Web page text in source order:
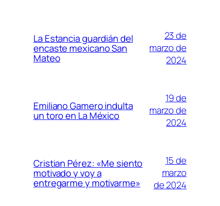
La Estancia guardián del
encaste mexicano San
Mateo
23 de
marzo de
2024
Emiliano Gamero indulta
un toro en La México
19 de
marzo de
2024
Cristian Pérez: «Me siento
motivado y voy a
entregarme y motivarme»
15 de
marzo
de 2024